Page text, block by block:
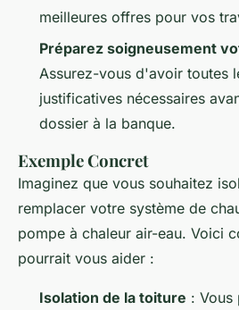
meilleures offres pour vos
Préparez soigneusement
Assurez-vous d'avoir toutes
justificatives nécessaires
dossier à la banque.
Exemple Concret
Imaginez que vous souhaitez
remplacer votre système de
pompe à chaleur air-eau. Voici
pourrait vous aider :
Isolation de la toiture : Vous